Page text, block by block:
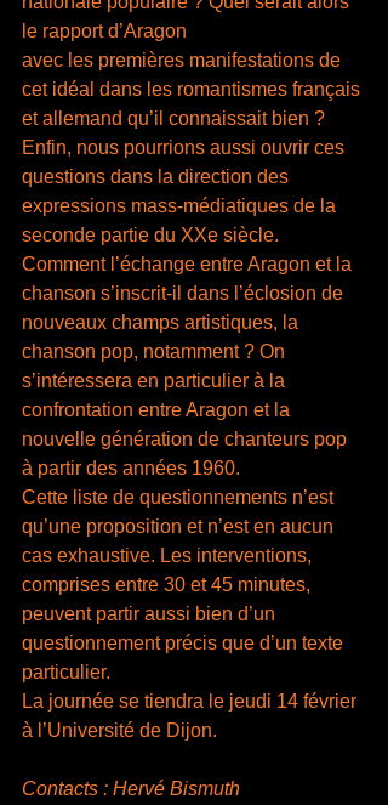
le rapport d’Aragon
avec les premières manifestations de
cet idéal dans les romantismes français
et allemand qu’il connaissait bien ?
Enfin, nous pourrions aussi ouvrir ces
questions dans la direction des
expressions mass-médiatiques de la
seconde partie du XXe siècle.
Comment l’échange entre Aragon et la
chanson s’inscrit-il dans l’éclosion de
nouveaux champs artistiques, la
chanson pop, notamment ? On
s’intéressera en particulier à la
confrontation entre Aragon et la
nouvelle génération de chanteurs pop
à partir des années 1960.
Cette liste de questionnements n’est
qu’une proposition et n’est en aucun
cas exhaustive. Les interventions,
comprises entre 30 et 45 minutes,
peuvent partir aussi bien d’un
questionnement précis que d’un texte
particulier.
La journée se tiendra le jeudi 14 février
à l’Université de Dijon.
Contacts : Hervé Bismuth